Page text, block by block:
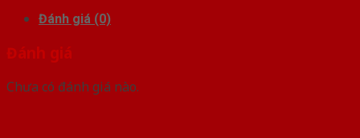
Đánh giá (0)
Đánh giá
Chưa có đánh giá nào.